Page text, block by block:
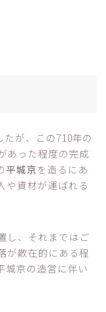
たが、この710年の
あった程度の完成
平城京を造るにあ
や資材が運ばれる
し、それまではご
が散在的にある程
城京の造営に伴い